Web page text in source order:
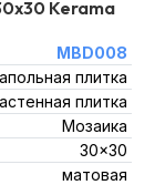
Kerama
MBD008
плитка
плитка
Мозаика
30x30
матовая